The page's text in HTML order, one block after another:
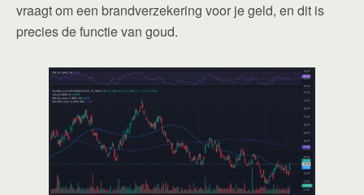
vraagt om een brandverzekering voor je geld, en dit is
precies de functie van goud.